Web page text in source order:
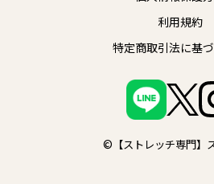
利用規約
特定商取引法に基
©【ストレッチ専門】